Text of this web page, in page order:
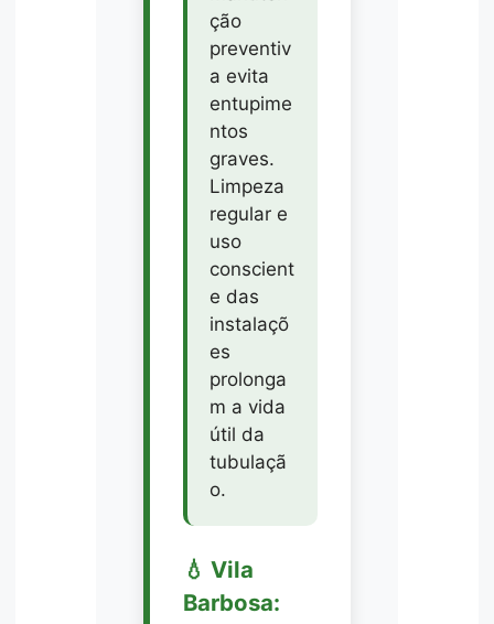
ção
preventiv
a evita
entupime
ntos
graves.
Limpeza
regular e
uso
conscient
e das
instalaçõ
es
prolonga
m a vida
útil da
tubulaçã
o.
💧 Vila
Barbosa: